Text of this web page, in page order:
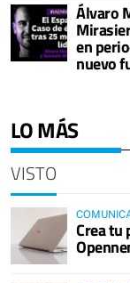
Álvaro
en
nuevo
LO MÁS
VISTO
Crea